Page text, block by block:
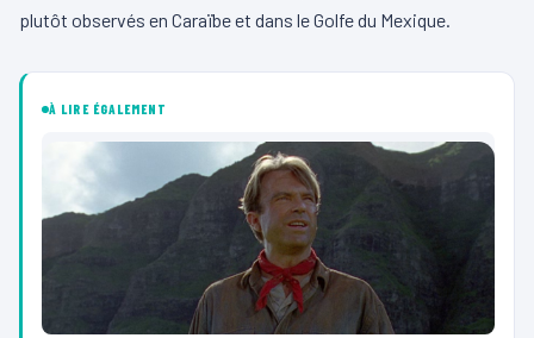
plutôt observés en Caraïbe et dans le Golfe du Mexique.
À LIRE ÉGALEMENT